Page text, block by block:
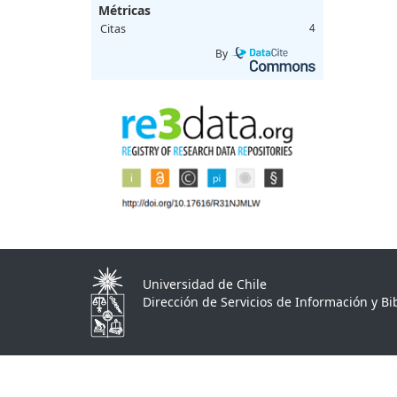
Métricas
Citas 4
By
Universidad de Chile
Dirección de Servicios de Información y